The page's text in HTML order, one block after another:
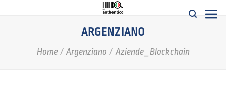
ARGENZIANO
Home / Argenziano / Aziende_Blockchain